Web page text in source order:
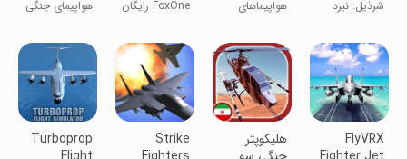
Combat
شرذیل: نبرد
Warfare
هواپیماهای
FoxOne رایگان
Games
هواپیمای جنگی
بازی‌های نبرد
سرگرم‌کننده
FlyVRX
‏‏‏هلیکوپتر
Strike
Turboprop